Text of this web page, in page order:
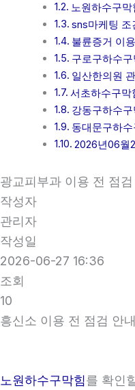
노원하수구
sns마케팅 조
불륜증거 이
구로구하수
일산한의원
서초하수구막
강동구하수
동대문구하
2026년06월
광교피부과 이용 전 점
작성자
관리자
작성일
2026-06-27 16:36
조회
10
흥신소 이용 전 점검 안
노원하수구막힘를 확인